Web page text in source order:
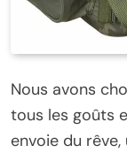
Nous avons
tous les goûts
envoie du